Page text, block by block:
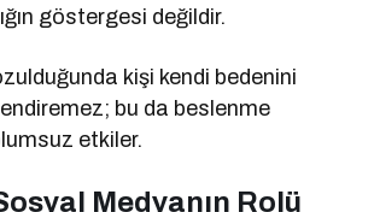
göstergesi değildir.
kişi kendi bedenini
bu da beslenme
etkiler.
Medyanın Rolü